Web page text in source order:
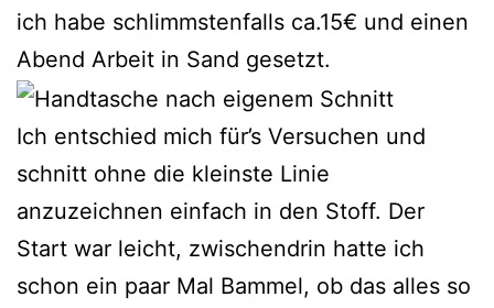
ich habe schlimmstenfalls ca.15€ und einen
Abend Arbeit in Sand gesetzt.
Ich entschied mich für’s Versuchen und
schnitt ohne die kleinste Linie
anzuzeichnen einfach in den Stoff. Der
Start war leicht, zwischendrin hatte ich
schon ein paar Mal Bammel, ob das alles so